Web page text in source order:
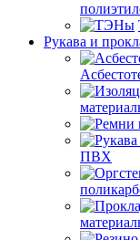
Рукава и
ПВХ